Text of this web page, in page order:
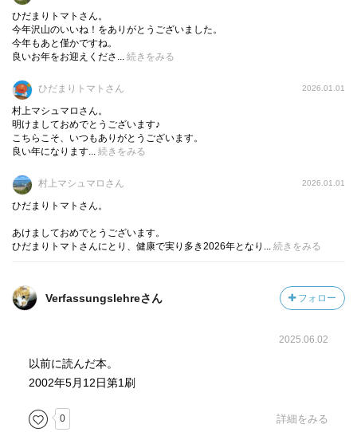
悲しいかな 時は冬
どこに花を探そう
陽の光を
池に落ちる影を？
壁は無言のまま
風見はからからと鳴る。
『理想と美の世界を遠望するその詩は、天上的とも言わ
れ、どこまでも気高く、比類なく美しい。』と紹介されて
美しい旋律に心が酔いしれますね(=ﾟωﾟ=)
ひだまりトマトさん。
今年沢山のいいね！をありがとうございました。
今年もあと僅かですね。
良いお年をお迎えくださ... 続きをみる
ひだまりトマトさん 2026.01.01
村上マシュマロさん。
明けましておめでとうございます♪
こちらこそ、いつもありがとうございます。
良い年になります... 続きをみる
村上マシュマロさん 2026.01.01
ひだまりトマトさん。
あけましておめでとうございます。
ひだまりトマトさんにとり、健康で実り多き2026年となり... 続きをみる
Verfassungslehreさん フォロー
2025.06.02
以前に読んだ本。
2002年5月12日第1刷
0 詳細をみる